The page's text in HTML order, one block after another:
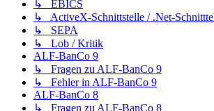
↳ EBICS
↳ ActiveX-Schnittstelle / .Net-
↳ SEPA
↳ Lob / Kritik
ALF-BanCo 9
↳ Fragen zu ALF-BanCo 9
↳ Fehler in ALF-BanCo 9
ALF-BanCo 8
↳ Fragen zu ALF-BanCo 8